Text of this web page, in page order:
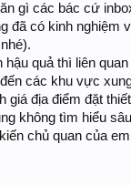
gì các bác cứ
đã có kinh nghiệm
hậu quả thì liên
các khu vực
giá địa điểm đặt
không tìm hiểu
chủ quan của